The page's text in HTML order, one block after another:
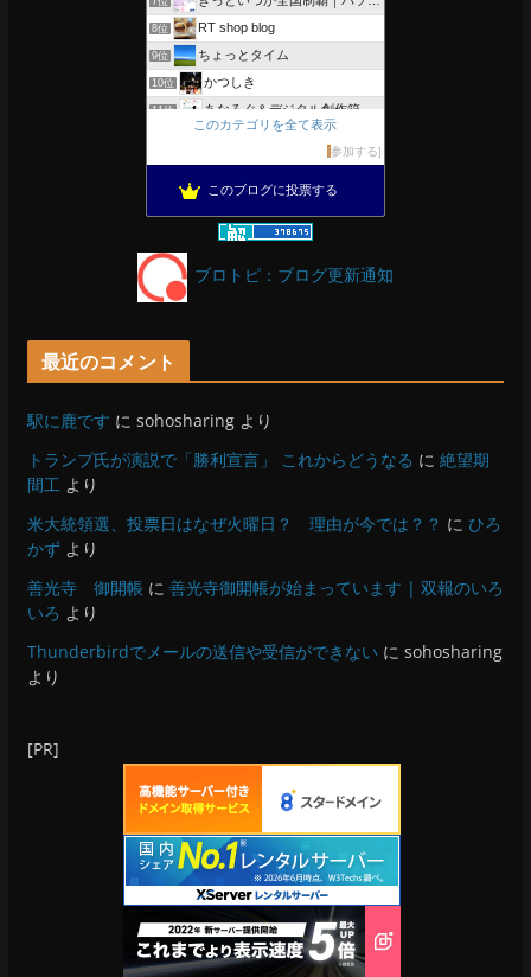
8位 RT shop blog
9位 ちょっとタイム
10位 かつしき
11位 あなろぐ＆デジタル創作箱
軽井沢まったり生活 柴犬とともに
13位 がんばれ長野
のんびりいこうよ！
15位 OESセｴラ＆レイラ何気ない風景
このカテゴリを全て表示
参加する
このブログに投票する
ブロトピ：ブログ更新通知
最近のコメント
駅に鹿です に sohosharingより
トランプ氏が演説で「勝利宣言」 これからどうなる に 絶望期
間工 より
米大統領選、投票日はなぜ火曜日？ 理由が今では？？ に ひろ
かずより
善光寺 御開帳 に 善光寺御開帳が始まっています | 双報のいろ
いろ より
Thunderbirdでメールの送信や受信ができない に sohosharing
より
[PR]